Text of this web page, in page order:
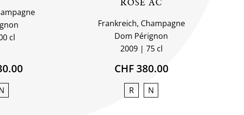
cl
ROSÉ AC
Frankreich, Champagne
Dom Pérignon
2009
75 cl
CHF 380.00
R N